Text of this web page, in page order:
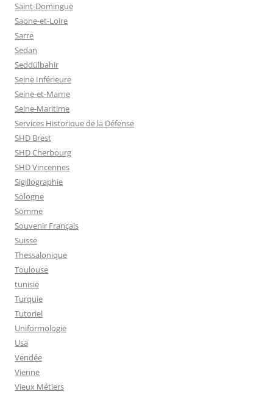
Saint-Domingue
Saone-et-Loire
Sarre
Sedan
Seddülbahir
Seine Inférieure
Seine-et-Marne
Seine-Maritime
Services Historique de la Défense
SHD Brest
SHD Cherbourg
SHD Vincennes
Sigillographie
Sologne
Somme
Souvenir Français
Suisse
Thessalonique
Toulouse
tunisie
Turquie
Tutoriel
Uniformologie
Usa
Vendée
Vienne
Vieux Métiers